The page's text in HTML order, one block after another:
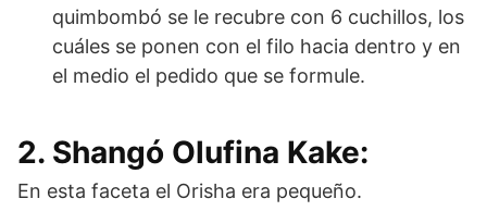
quimbombó se le recubre con 6 cuchillos, los
cuáles se ponen con el filo hacia dentro y en
el medio el pedido que se formule.
2. Shangó Olufina Kake:
En esta faceta el Orisha era pequeño.